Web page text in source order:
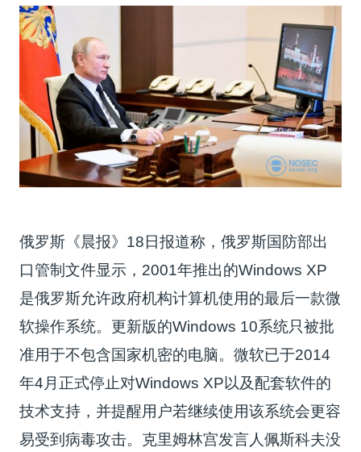
俄罗斯《晨报》18日报道称，俄罗斯国防部出
口管制文件显示，2001年推出的Windows XP
是俄罗斯允许政府机构计算机使用的最后一款微
软操作系统。更新版的Windows 10系统只被批
准用于不包含国家机密的电脑。微软已于2014
年4月正式停止对Windows XP以及配套软件的
技术支持，并提醒用户若继续使用该系统会更容
易受到病毒攻击。克里姆林宫发言人佩斯科夫没